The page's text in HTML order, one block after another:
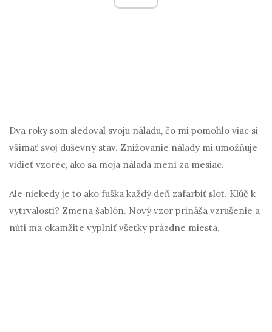
Dva roky som sledoval svoju náladu, čo mi pomohlo viac si
všímať svoj duševný stav. Znižovanie nálady mi umožňuje
vidieť vzorec, ako sa moja nálada mení za mesiac.
Ale niekedy je to ako fuška každý deň zafarbiť slot. Kľúč k
vytrvalosti? Zmena šablón. Nový vzor prináša vzrušenie a
núti ma okamžite vyplniť všetky prázdne miesta.